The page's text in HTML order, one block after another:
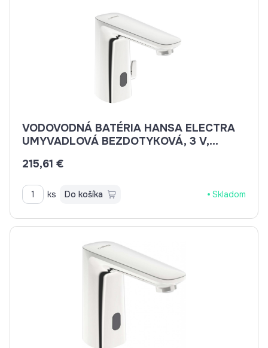
VODOVODNÁ BATÉRIA HANSA ELECTRA
UMYVADLOVÁ BEZDOTYKOVÁ, 3 V,
215,61 €
ks Do košíka Skladom